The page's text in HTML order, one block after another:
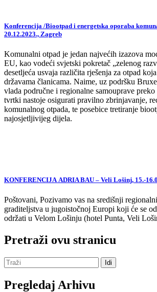
Konferencija /Biootpad i energetska oporaba
20.12.2023., Zagreb
Komunalni otpad je jedan najvećih izazova
EU, kao vodeći svjetski pokretač „zelenog
desetljeća usvaja različita rješenja za otpad
državama članicama. Naime, uz podršku
vlada područne i regionalne samouprave
tvrtki nastoje osigurati pravilno zbrinjavanje,
komunalnog otpada, te posebice tretiranje
najosjetljivijeg dijela.
KONFERENCIJA ADRIA BAU – Veli Lošinj, 15.-
Poštovani, Pozivamo vas na središnji
graditeljstva u jugoistočnoj Europi koji će se
održati u Velom Lošinju (hotel Punta, Veli
Pretraži ovu stranicu
Pregledaj Arhivu